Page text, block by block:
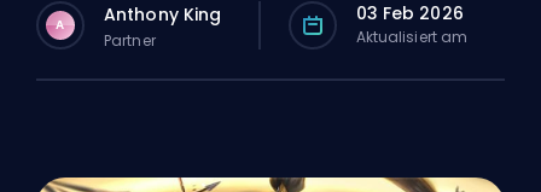
A Anthony King
Partner
03 Feb 2026
Aktualisiert am